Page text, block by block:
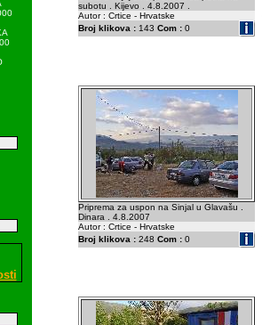
subotu . Kijevo . 4.8.2007 .
Autor : Crtice - Hrvatske
Broj klikova : 143 Com : 0
Priprema za uspon na Sinjal u Glavašu .
Dinara . 4.8.2007
Autor : Crtice - Hrvatske
Broj klikova : 248 Com : 0